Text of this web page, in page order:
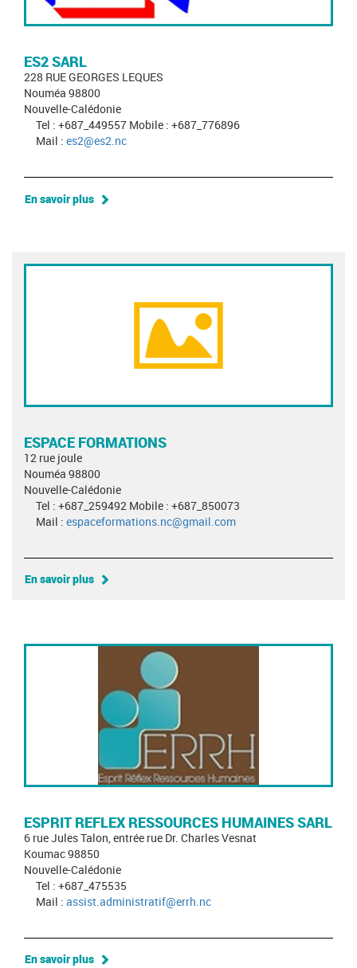
ES2 SARL
228 RUE GEORGES LEQUES
Nouméa 98800
Nouvelle-Calédonie
Tel : +687_449557 Mobile : +687_776896
Mail : es2@es2.nc
En savoir plus
ESPACE FORMATIONS
12 rue joule
Nouméa 98800
Nouvelle-Calédonie
Tel : +687_259492 Mobile : +687_850073
Mail : espaceformations.nc@gmail.com
En savoir plus
ESPRIT REFLEX RESSOURCES HUMAINES SARL
6 rue Jules Talon, entrée rue Dr. Charles Vesnat
Koumac 98850
Nouvelle-Calédonie
Tel : +687_475535
Mail : assist.administratif@errh.nc
En savoir plus